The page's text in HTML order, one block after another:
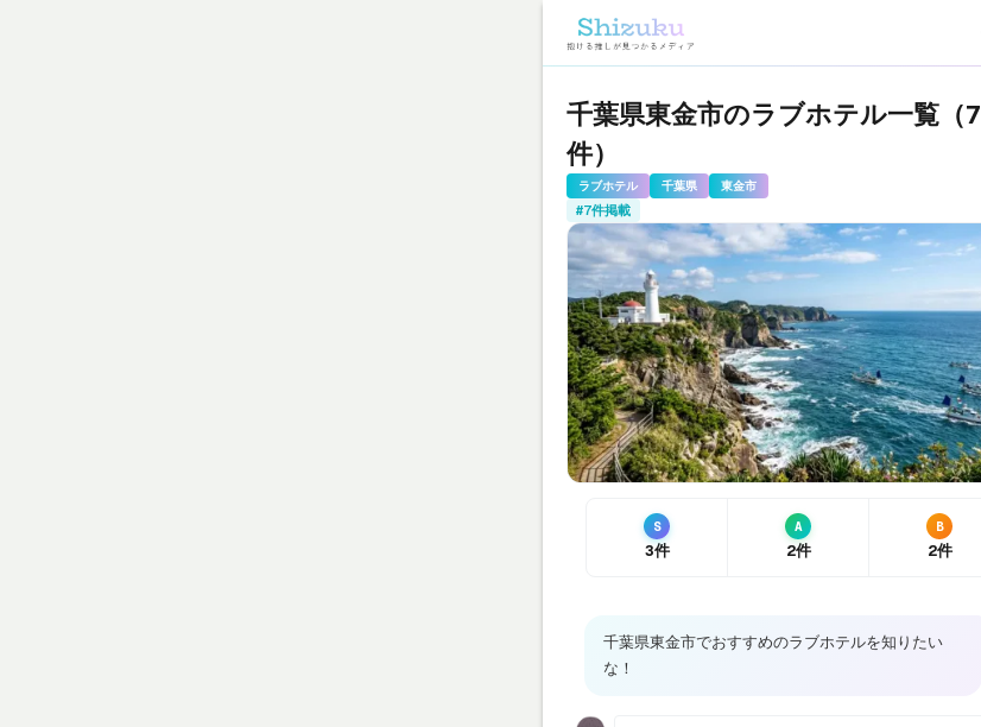
千葉県東金市のラブホテル一覧（7
件）
ラブホテル 千葉県 東金市
#7件掲載
S
3件
A
2件
B
2件
千葉県東金市でおすすめのラブホテルを知りたい
な！